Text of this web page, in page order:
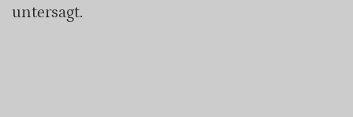
untersagt.